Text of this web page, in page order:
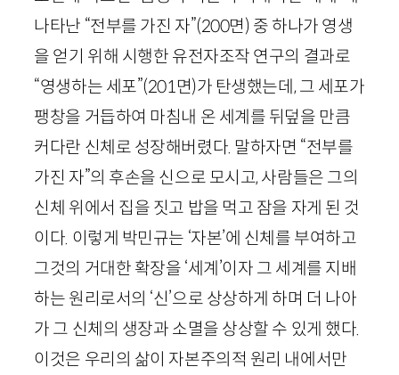
나타난 “전부를 가진 자”(200면) 중 하나가 영생
을 얻기 위해 시행한 유전자조작 연구의 결과로
“영생하는 세포”(201면)가 탄생했는데, 그 세포가
팽창을 거듭하여 마침내 온 세계를 뒤덮을 만큼
커다란 신체로 성장해버렸다. 말하자면 “전부를
가진 자”의 후손을 신으로 모시고, 사람들은 그의
신체 위에서 집을 짓고 밥을 먹고 잠을 자게 된 것
이다. 이렇게 박민규는 ‘자본’에 신체를 부여하고
그것의 거대한 확장을 ‘세계’이자 그 세계를 지배
하는 원리로서의 ‘신’으로 상상하게 하며 더 나아
가 그 신체의 생장과 소멸을 상상할 수 있게 했다.
이것은 우리의 삶이 자본주의적 원리 내에서만